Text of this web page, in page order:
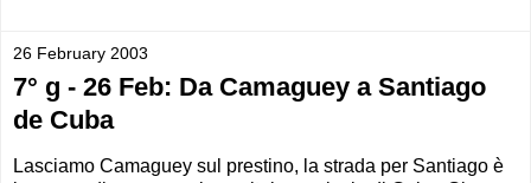
26 February 2003
7° g - 26 Feb: Da Camaguey a Santiago
de Cuba
Lasciamo Camaguey sul prestino, la strada per Santiago è